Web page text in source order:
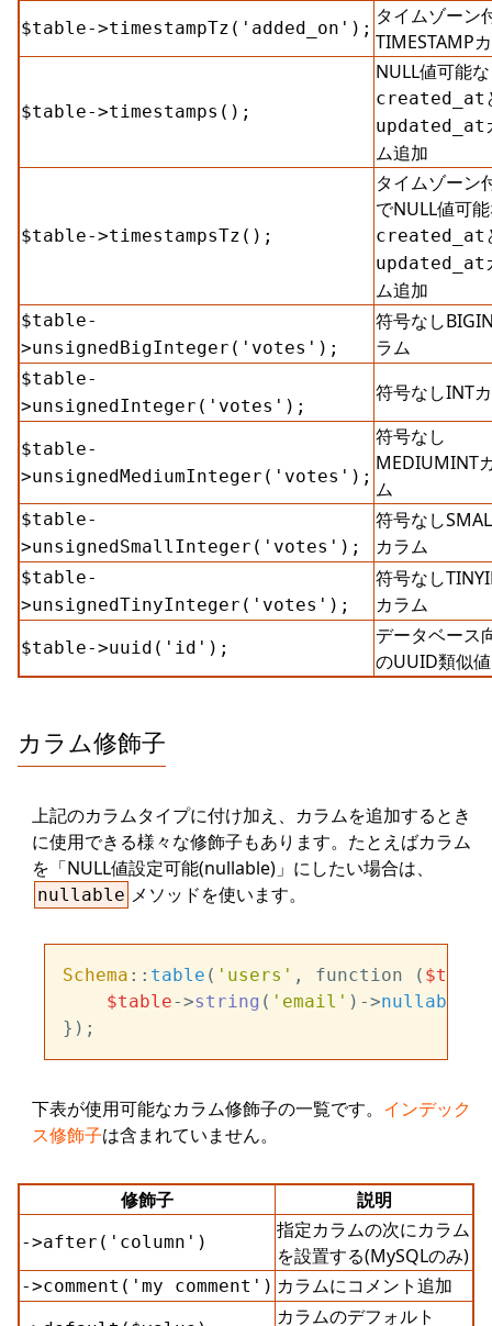
$table->timestampTz('added_on');
タイムゾーン
TIMESTAMP
$table->timestamps();
NULL値可能な
created_at
updated_at
ム追加
$table->timestampsTz();
タイムゾーン
でNULL値可
created_at
updated_at
ム追加
$table-
>unsignedBigInteger('votes');
符号なし
ラム
$table-
>unsignedInteger('votes');
符号なしINT
$table-
>unsignedMediumInteger('votes');
符号なし
MEDIUMINT
ム
$table-
>unsignedSmallInteger('votes');
符号なし
カラム
$table-
>unsignedTinyInteger('votes');
符号なし
カラム
$table->uuid('id');
データベース
のUUID類似値
カラム修飾子
上記のカラムタイプに付け加え、カラムを追加するとき
に使用できる様々な修飾子もあります。たとえばカラム
を「NULL値設定可能(nullable)」にしたい場合は、
nullable メソッドを使います。
Schema :: table ( 'users' , function ( $table
$table->string ( 'email' )->nullable
下表が使用可能なカラム修飾子の一覧です。 インデック
ス修飾子は含まれていません。
修飾子 説明
->after('column')
指定カラムの次にカラム
を設置する(MySQLのみ)
->comment('my comment') カラムにコメント追加
カラムのデフォルト